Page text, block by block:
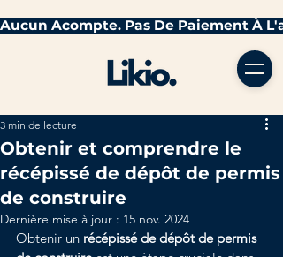
Obtenir et comprendre le
récépissé de dépôt de permis
de construire
3 min de lecture
Dernière mise à jour : 15 nov. 2024
Obtenir un récépissé de dépôt de permis